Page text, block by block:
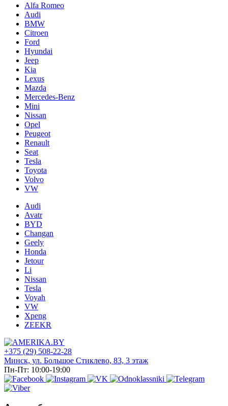
Alfa Romeo
Audi
BMW
Citroen
Ford
Hyundai
Jeep
Kia
Lexus
Mazda
Mercedes-Benz
Mini
Nissan
Opel
Peugeot
Renault
Seat
Tesla
Toyota
Volvo
VW
Audi
Avatr
BYD
Changan
Geely
Honda
Jetour
Li
Nissan
Tesla
Voyah
VW
Xpeng
ZEEKR
+375 (29) 508-22-28
Минск, ул. Большое Стиклево, 83, 3 этаж
Пн-Пт: 10:00-19:00